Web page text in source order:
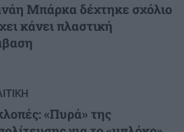
Μπάρκα δέχτηκε σχόλιο
κάνει πλαστική
«Πυρά» της